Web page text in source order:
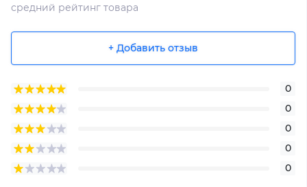
средний рейтинг товара
+ Добавить отзыв
0
0
0
0
0